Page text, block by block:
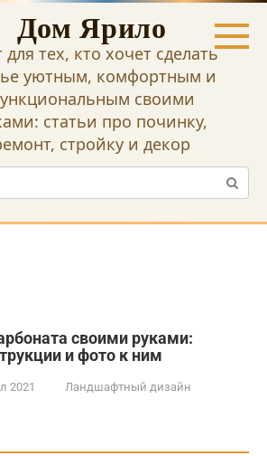
Дом Ярило
для тех, кто хочет сделать
уютным, комфортным и
своими
статьи про починку,
стройку и декор
своими руками:
и фото к ним
2021
Ландшафтный дизайн